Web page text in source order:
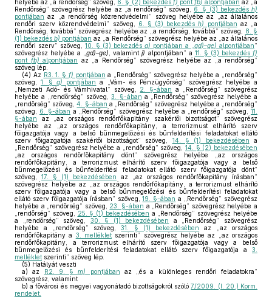
helyébe az „a rendőrség” szöveg, 6. § (2) bekezdés f) pont fb) alpontjában az „a
Rendőrség” szövegrész helyébe az „a rendőrség” szöveg, 6. § (3) bekezdésh)
pontjában az „a rendőrség közrendvédelmi” szöveg helyébe az „az általános
rendőri szerv közrendvédelmi” szöveg,
6. § (3) bekezdésh) pontjában az „a
Rendőrség, továbbá” szövegrész helyébe az „a rendőrség, továbbá” szöveg,
8. §
(1) bekezdésb) pontjában az „a Rendőrség” szövegrész helyébe az „az általános
rendőri szerv” szöveg, 10. § (3) bekezdés a) pontjában a „ gd)–ge) alpontjában”
szövegrész helyébe a „gd)–ge) , valamintj) alpontjában” a 11. § (3) bekezdésf)
pont fb) alpontjában az „a Rendőrség” szövegrész helyébe az „a rendőrség”
szöveg lép.
(4) Az R3. 1. § f) pontjában a „Rendőrség” szövegrész helyébe a „rendőrség”
szöveg,1. §g) pontjában a „Vám- és Pénzügyőrség” szövegrész helyébe a
„Nemzeti Adó- és Vámhivatal” szöveg, 2. §-ában a „Rendőrség” szövegrész
helyébe a „rendőrség” szöveg,3. §-ában a „Rendőrség” szövegrész helyébe a
„rendőrség” szöveg,4. §-ában a „Rendőrség” szövegrész helyébe a „rendőrség”
szöveg, 6. §-ában a „Rendőrség” szövegrész helyébe a „rendőrség” szöveg, 11.
§-ában az „az országos rendőrfőkapitány szakértői bizottságot” szövegrész
helyébe az „az országos rendőrfőkapitány, a terrorizmust elhárító szerv
főigazgatója vagy a belső bűnmegelőzési és bűnfelderítési feladatokat ellátó
szerv főigazgatója szakértői bizottságot” szöveg, 14. § (1) bekezdésében a
„Rendőrség” szövegrész helyébe a „rendőrség” szöveg, 14. § (2) bekezdésében
„az országos rendőrfőkapitány dönt” szövegrész helyébe „az országos
rendőrfőkapitány, a terrorizmust elhárító szerv főigazgatója vagy a belső
bűnmegelőzési és bűnfelderítési feladatokat ellátó szerv főigazgatója dönt”
szöveg, 17. § (1) bekezdésében az „az országos rendőrfőkapitány írásban”
szövegrész helyébe az „az országos rendőrfőkapitány, a terrorizmust elhárító
szerv főigazgatója vagy a belső bűnmegelőzési és bűnfelderítési feladatokat
ellátó szerv főigazgatója írásban” szöveg,19. §-ában a „Rendőrség” szövegrész
helyébe a „rendőrség” szöveg, 23. §-ában a „Rendőrség” szövegrész helyébe a
„rendőrség” szöveg,
25. § (1) bekezdésében a „Rendőrség” szövegrész helyébe
a „rendőrség” szöveg, 30. § (1) bekezdésében
a „Rendőrség” szövegrész
helyébe a „rendőrség” szöveg,31. § (1) bekezdésében az „az országos
rendőrfőkapitány a 3. melléklet szerinti” szövegrész helyébe az „az országos
rendőrfőkapitány, a terrorizmust elhárító szerv főigazgatója vagy a belső
bűnmegelőzési és bűnfelderítési feladatokat ellátó szerv főigazgatója a 3.
melléklet szerinti” szöveg lép.
(5) Hatályát veszti
a) az R2. 9. §m) pontjában az „és a különleges rendőri feladatokra”
szövegrész, valamint
b) a fővárosi és megyei vagyonátadó bizottságokról szóló7/2009. (I. 20.) Korm.
rendelet.